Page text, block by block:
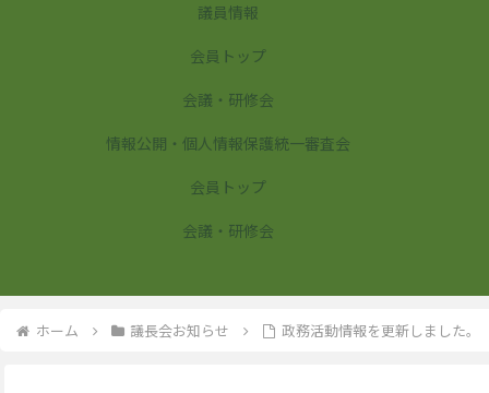
議員情報
会員トップ
会議・研修会
情報公開・個人情報保護統一審査会
会員トップ
会議・研修会
ホーム 議長会お知らせ 政務活動情報を更新しました。